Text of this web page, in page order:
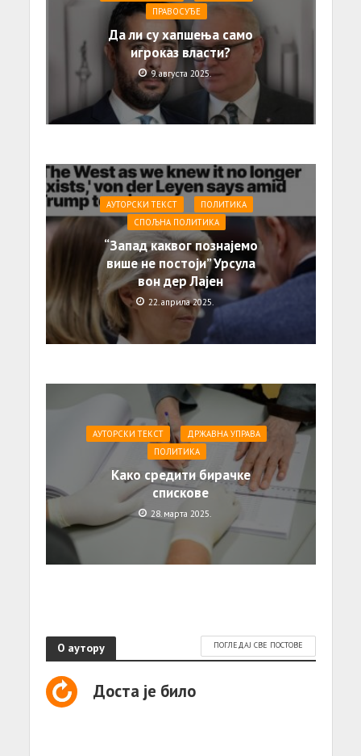
ПРАВОСУЂЕ
Да ли су хапшења само
игроказ власти?
9. августа 2025.
АУТОРСКИ ТЕКСТ
ПОЛИТИКА
СПОЉНА ПОЛИТИКА
“Запад каквог познајемо
више не постоји” Урсула
вон дер Лајен
22. априла 2025.
АУТОРСКИ ТЕКСТ
ДРЖАВНА УПРАВА
ПОЛИТИКА
Како средити бирачке
спискове
28. марта 2025.
О аутору ПОГЛЕДАЈ СВЕ ПОСТОВЕ
Доста је било